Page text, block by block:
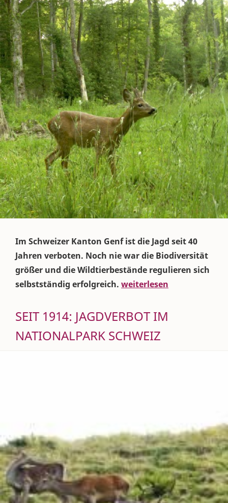
Im Schweizer Kanton Genf ist die Jagd seit 40
Jahren verboten. Noch nie war die Biodiversität
größer und die Wildtierbestände regulieren sich
selbstständig erfolgreich. weiterlesen
SEIT 1914: JAGDVERBOT IM
NATIONALPARK SCHWEIZ